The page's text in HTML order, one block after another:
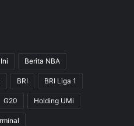
Berita NBA
BRI BRI Liga 1
G20 Holding UMi